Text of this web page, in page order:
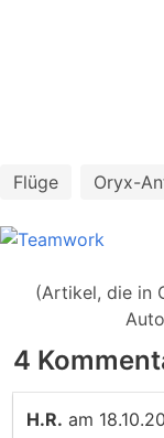
Flüge Oryx-
(Artikel, die in
4
H.R. am